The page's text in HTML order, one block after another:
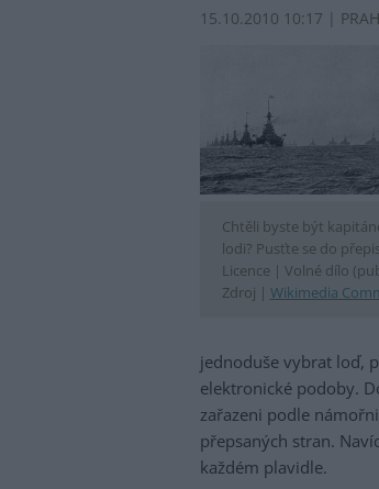
15.10.2010 10:17 |
Chtěli byste být
lodi? Pusťte se do
Licence | Volné dílo
Zdroj | Wikimedia
jednoduše vybrat loď,
elektronické podoby.
zařazeni podle
přepsaných stran.
každém plavidle.